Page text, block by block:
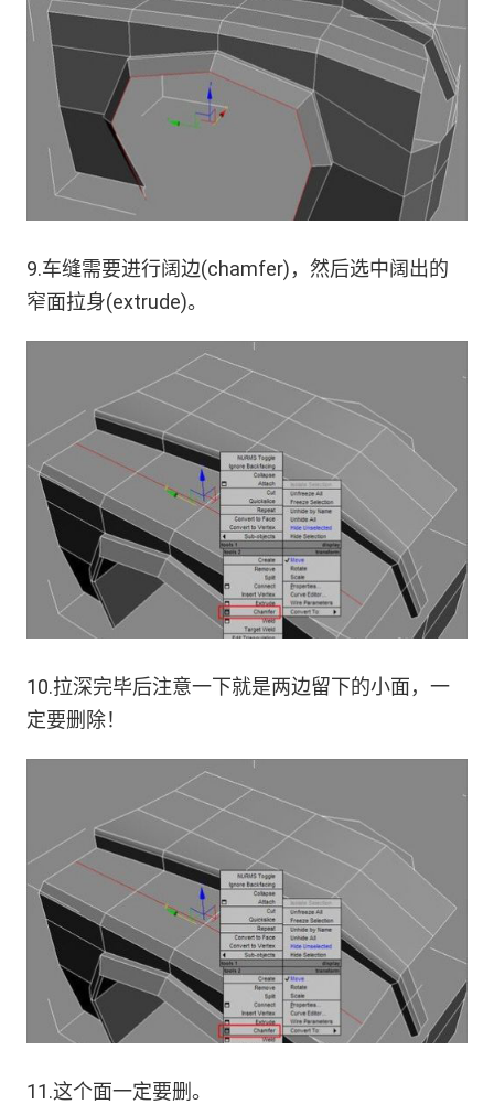
9.车缝需要进行阔边(chamfer)，然后选中阔出的
窄面拉身(extrude)。
10.拉深完毕后注意一下就是两边留下的小面，一
定要删除！
11.这个面一定要删。